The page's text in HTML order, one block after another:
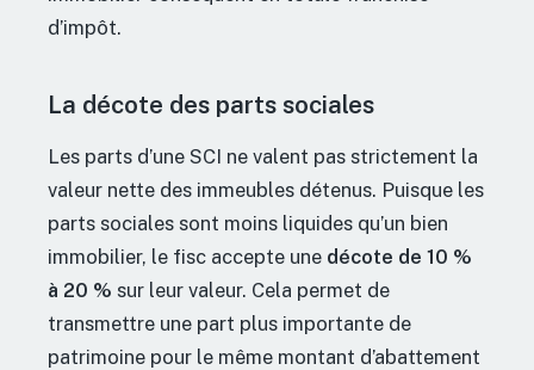
d’impôt.
La décote des parts sociales
Les parts d’une SCI ne valent pas strictement la
valeur nette des immeubles détenus. Puisque les
parts sociales sont moins liquides qu’un bien
immobilier, le fisc accepte une décote de 10 %
à 20 % sur leur valeur. Cela permet de
transmettre une part plus importante de
patrimoine pour le même montant d’abattement